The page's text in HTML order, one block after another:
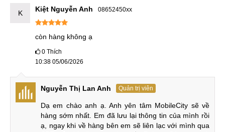
Bước 1: Kiểm tra ngoại hình tổng thể
Khi mua iQOO Z10 Turbo Plus đã qua sử dụng, trước tiên
và màn hình xem có vết xước, vết lõm hoặc dấu hiệu rơi vỡ
bấm vật lý - những khu vực này dễ bị hao mòn theo thời
gian.
Kiểm tra ngoại hình tổng thể
K Kiệt Nguyễn Anh 08652450xx
còn hàng không ạ
0 Thích
10:38 05/06/2026
Nguyễn Thị Lan Anh Quản trị viên
Dạ em chào anh ạ. Anh yên tâm MobileCity sẽ về
hàng sớm nhất. Em đã lưu lại thông tin của mình rồi
ạ, ngay khi về hàng bên em sẽ liên lạc với mình qua